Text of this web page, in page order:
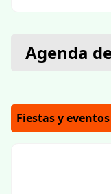
Agenda
Fiestas y eventos